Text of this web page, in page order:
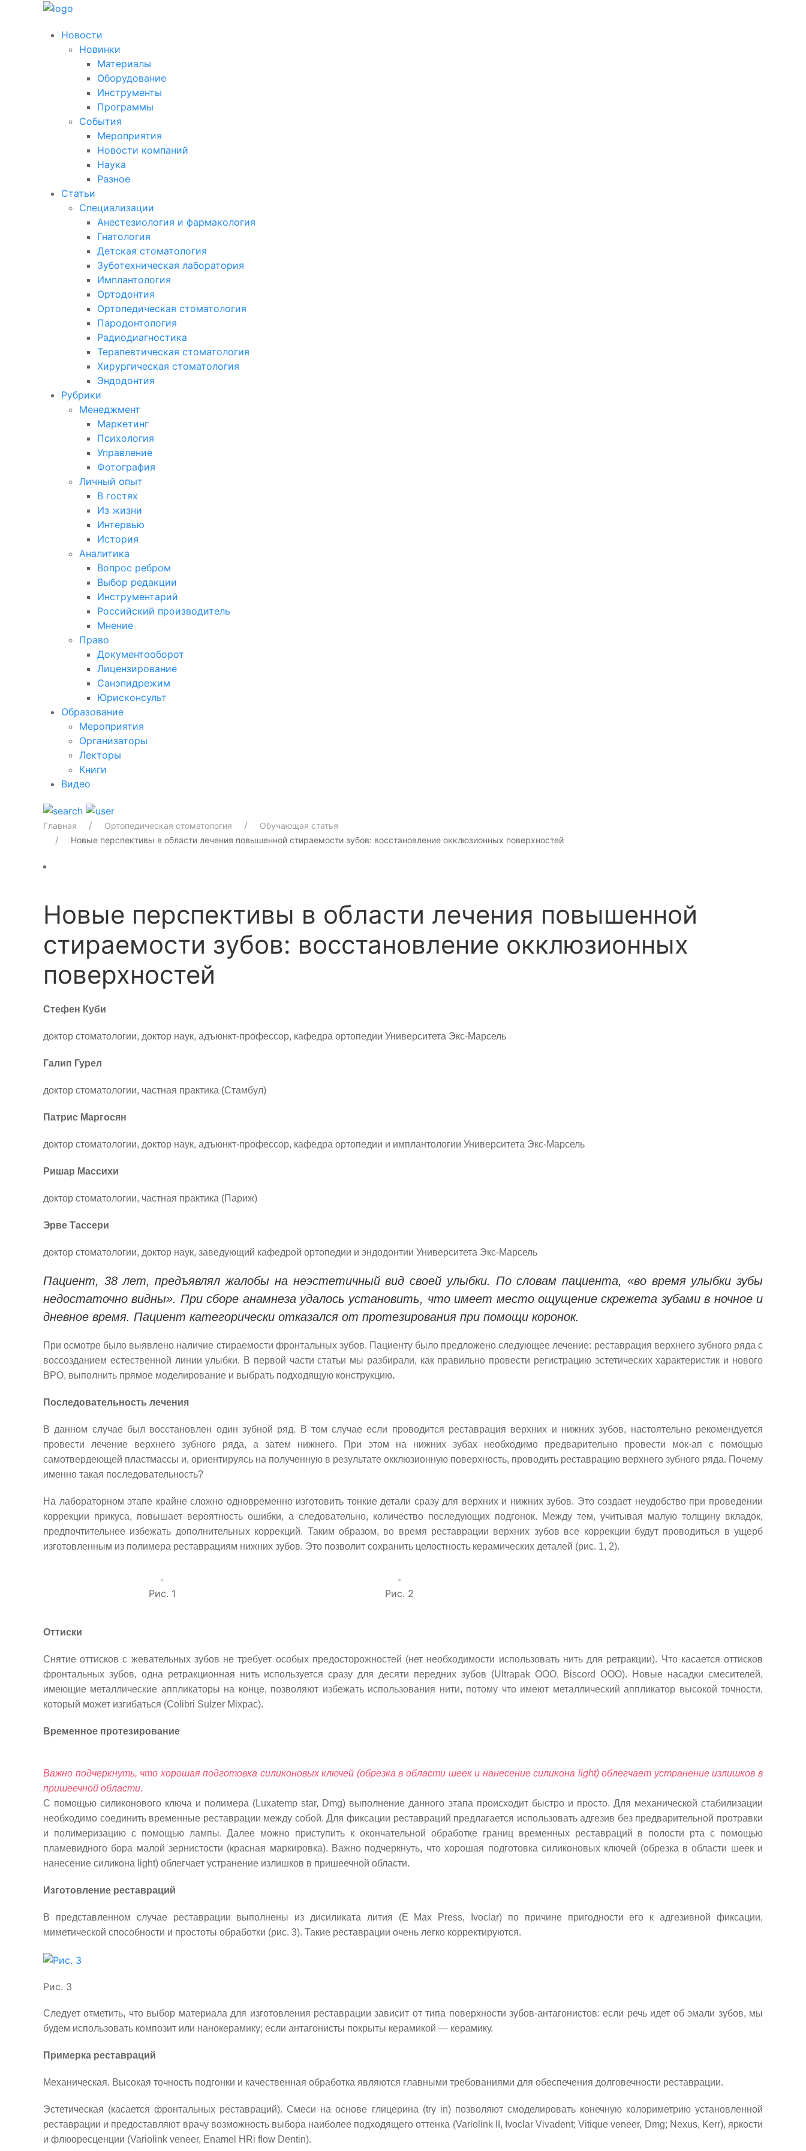
Новости
Новинки
Материалы
Оборудование
Инструменты
Программы
События
Мероприятия
Новости компаний
Наука
Разное
Статьи
Специализации
Анестезиология и фармакология
Гнатология
Детская стоматология
Зуботехническая лаборатория
Имплантология
Ортодонтия
Ортопедическая стоматология
Пародонтология
Радиодиагностика
Терапевтическая стоматология
Хирургическая стоматология
Эндодонтия
Рубрики
Менеджмент
Маркетинг
Психология
Управление
Фотография
Личный опыт
В гостях
Из жизни
Интервью
История
Аналитика
Вопрос ребром
Выбор редакции
Инструментарий
Российский производитель
Мнение
Право
Документооборот
Лицензирование
Санэпидрежим
Юрисконсульт
Образование
Мероприятия
Организаторы
Лекторы
Книги
Видео
Главная Ортопедическая стоматология
Обучающая статья
Новые перспективы в области лечения повышенной стираемости зубов: восстановление окклюзионных поверхностей
Новые перспективы в области лечения повышенной
стираемости зубов: восстановление окклюзионных
поверхностей
Стефен Куби
доктор стоматологии, доктор наук, адъюнкт-профессор, кафедра ортопедии Университета Экс-Марсель
Галип Гурел
доктор стоматологии, частная практика (Стамбул)
Патрис Маргосян
доктор стоматологии, доктор наук, адъюнкт-профессор, кафедра ортопедии и имплантологии Университета Экс-Марсель
Ришар Массихи
доктор стоматологии, частная практика (Париж)
Эрве Тассери
доктор стоматологии, доктор наук, заведующий кафедрой ортопедии и эндодонтии Университета Экс-Марсель
Пациент, 38 лет, предъявлял жалобы на неэстетичный вид своей улыбки. По словам пациента, «во время улыбки зубы
недостаточно видны». При сборе анамнеза удалось установить, что имеет место ощущение скрежета зубами в ночное и
дневное время. Пациент категорически отказался от протезирования при помощи коронок.
При осмотре было выявлено наличие стираемости фронтальных зубов. Пациенту было предложено следующее лечение: реставрация верхнего зубного ряда с
воссозданием естественной линии улыбки. В первой части статьи мы разбирали, как правильно провести регистрацию эстетических характеристик и нового
ВРО, выполнить прямое моделирование и выбрать подходящую конструкцию.
Последовательность лечения
В данном случае был восстановлен один зубной ряд. В том случае если проводится реставрация верхних и нижних зубов, настоятельно рекомендуется
провести лечение верхнего зубного ряда, а затем нижнего. При этом на нижних зубах необходимо предварительно провести мок-ап с помощью
самотвердеющей пластмассы и, ориентируясь на полученную в результате окклюзионную поверхность, проводить реставрацию верхнего зубного ряда. Почему
именно такая последовательность?
На лабораторном этапе крайне сложно одновременно изготовить тонкие детали сразу для верхних и нижних зубов. Это создает неудобство при проведении
коррекции прикуса, повышает вероятность ошибки, а следовательно, количество последующих подгонок. Между тем, учитывая малую толщину вкладок,
предпочтительнее избежать дополнительных коррекций. Таким образом, во время реставрации верхних зубов все коррекции будут проводиться в ущерб
изготовленным из полимера реставрациям нижних зубов. Это позволит сохранить целостность керамических деталей (рис. 1, 2).
Рис. 1 Рис. 2
Оттиски
Снятие оттисков с жевательных зубов не требует особых предосторожностей (нет необходимости использовать нить для ретракции). Что касается оттисков
фронтальных зубов, одна ретракционная нить используется сразу для десяти передних зубов (U ltrapak ООО, Biscord OOO). Новые насадки смесителей,
имеющие металлические аппликаторы на конце, позволяют избежать использования нити, потому что имеют металлический аппликатор высокой точности,
который может изгибаться (Colibri Sulzer Mixpac).
Временное протезирование
Важно подчеркнуть, что хорошая подготовка силиконовых ключей (обрезка в области шеек и нанесение силикона light) облегчает устранение излишков в
пришеечной области.
С помощью силиконового ключа и полимера (Luxatemp star, Dmg) выполнение данного этапа происходит быстро и просто. Для механической стабилизации
необходимо соединить временные реставрации между собой. Для фиксации реставраций предлагается использовать адгезив без предварительной протравки
и полимеризацию с помощью лампы.Далее можно приступить к окончательной обработке границ временных реставраций в полости рта с помощью
пламевидного бора малой зернистости (красная маркировка). Важно подчеркнуть, что хорошая подготовка силиконовых ключей (обрезка в области шеек и
нанесение силикона light) облегчает устранение излишков в пришеечной области.
Изготовление реставраций
В представленном случае реставрации выполнены из дисиликата лития (E Max Press, Ivoclar) по причине пригодности его к адгезивной фиксации,
миметической способности и простоты обработки (рис. 3). Такие реставрации очень легко корректируются.
Рис. 3
Следует отметить, что выбор материала для изготовления реставрации зависит от типа поверхности зубов-антагонистов: если речь идет об эмали зубов, мы
будем использовать композит или нанокерамику; если антагонисты покрыты керамикой — керамику.
Примерка реставраций
Механическая. Высокая точность подгонки и качественная обработка являются главными требованиями для обеспечения долговечности реставрации.
Эстетическая (касается фронтальных реставраций). Смеси на основе глицерина (try in) позволяют смоделировать конечную колориметрию установленной
реставрации и предоставляют врачу возможность выбора наиболее подходящего оттенка (Variolink II, Ivoclar Vivadent; Vitique veneer, Dmg; Nexus, Kerr), яркости
и флюоресценции (Variolink veneer, Enamel HRi flow Dentin).